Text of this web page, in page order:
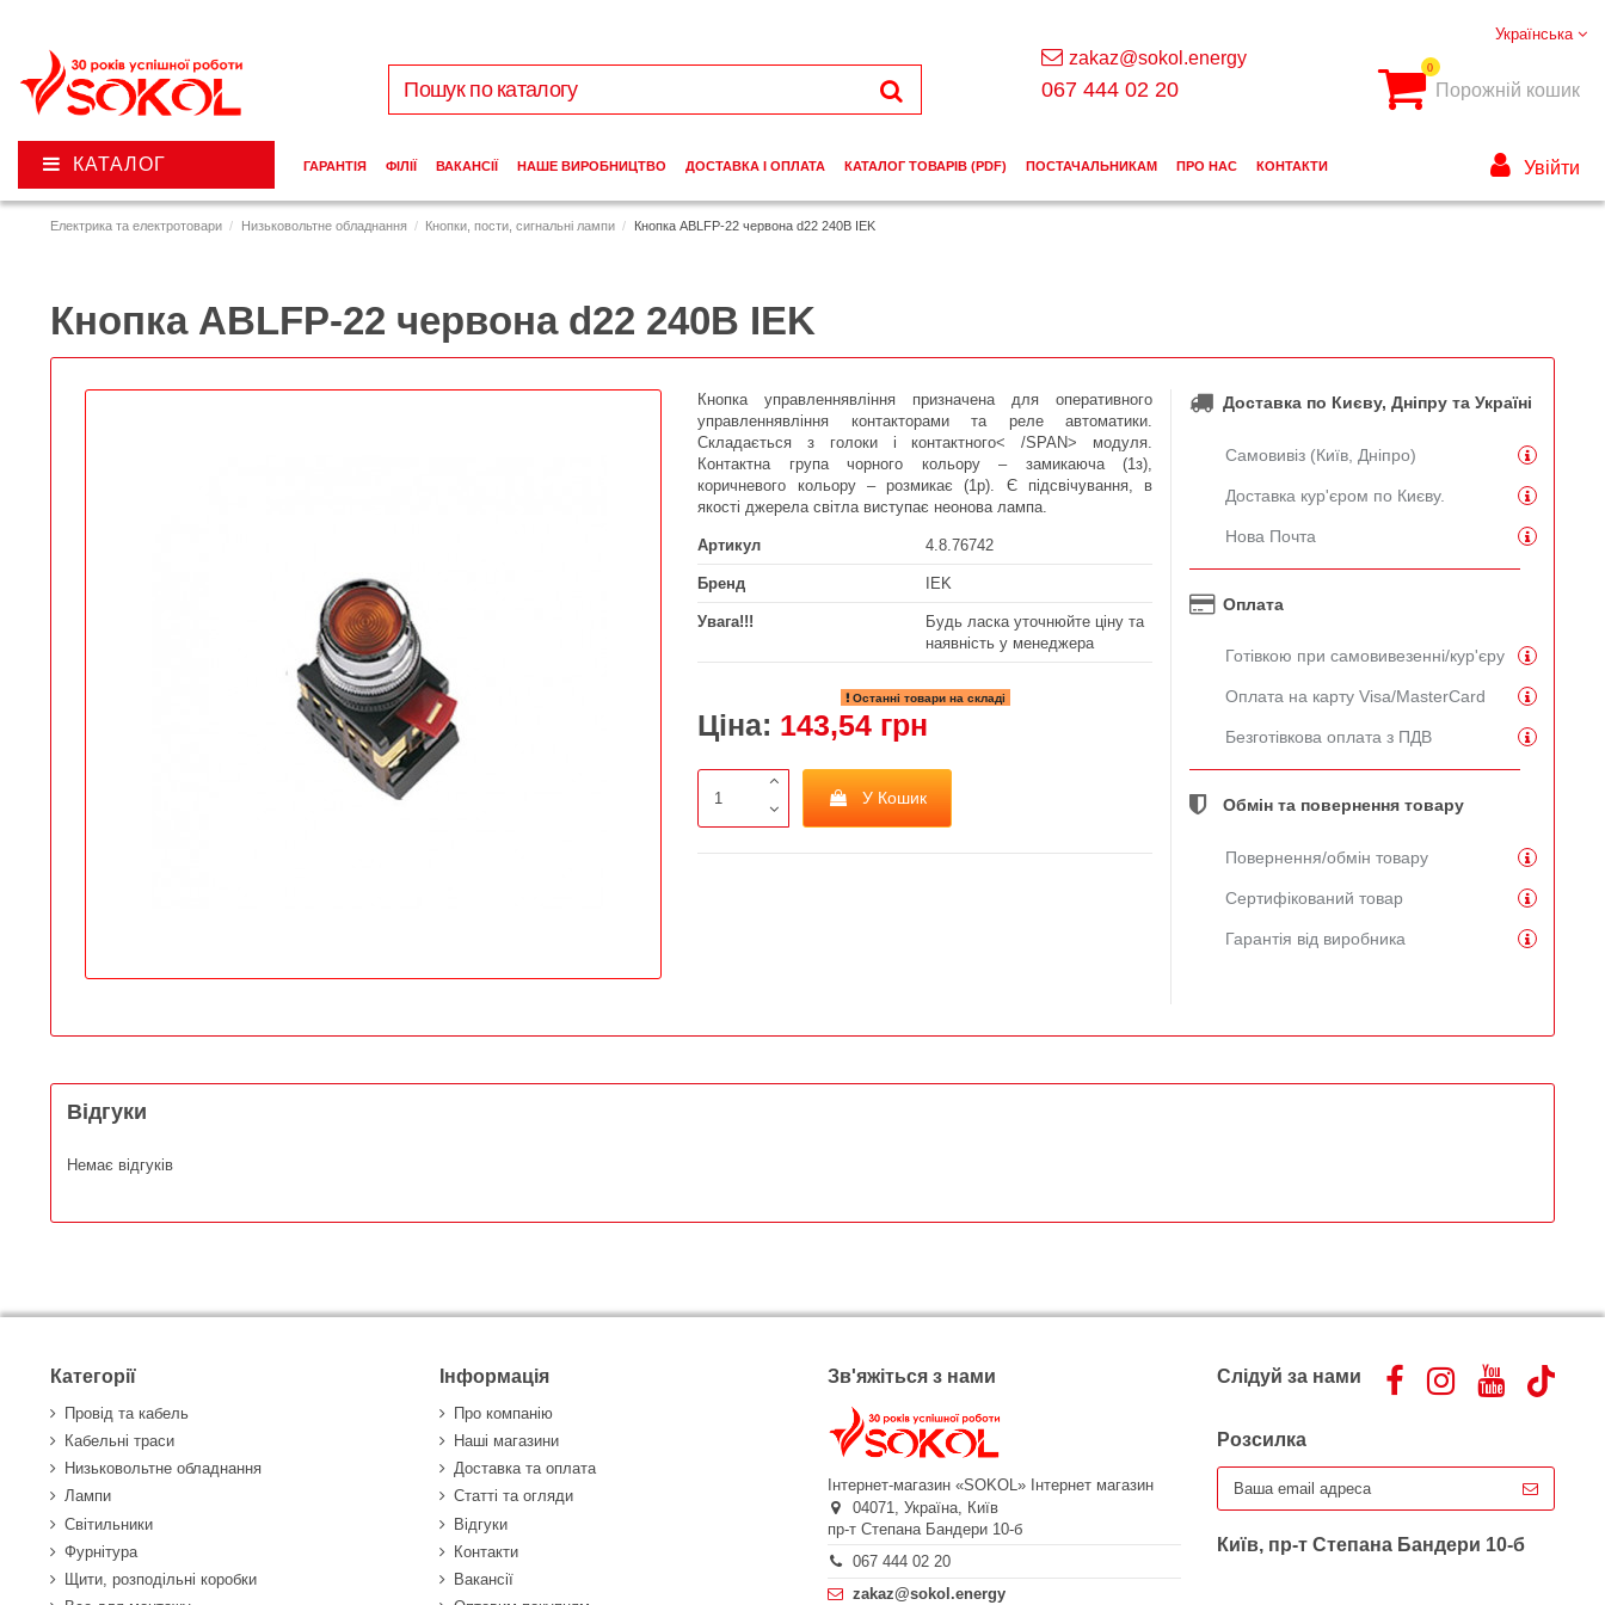
Електрика та електротовари Низьковольтне обладнання Кнопки, пости, сигнальні лампи Кнопка ABLFP-22 червона d22 240В IEK
Кнопка ABLFP-22 червона d22 240В IEK
Кнопкауправленнявління призначена для оперативного
управленнявління контакторами та релеавтоматики.
Складається з голокиі контактного< /SPAN> модуля.
Контактна
група чорного кольору – замикаюча(1з),
коричневого кольору –розмикає (1р). Є підсвічування, в
якості джерела світла виступає неонова лампа.
Артикул 4.8.76742
Бренд IEK
Увага!!!
Будь ласка уточнюйте ціну та
наявність у менеджера
Останні товари на складі
Ціна: 143,54 грн
У Кошик
Доставка по Києву, Дніпру та Україні
Самовивіз (Київ, Дніпро)
Доставка кур'єром по Києву.
Нова Почта
Оплата
Готівкою при самовивезенні/кур'єру
Оплата на карту Visa/MasterCard
Безготівкова оплата з ПДВ
Обмін та повернення товару
Повернення/обмін товару
Сертифікований товар
Гарантія від виробника
Відгуки
Немає відгуків
Українська
zakaz@sokol.energy
067 444 02 20
0
Порожній кошик
КАТАЛОГ ГАРАНТІЯ ФІЛІЇ ВАКАНСІЇ НАШЕ ВИРОБНИЦТВО ДОСТАВКА І ОПЛАТА КАТАЛОГ ТОВАРІВ (PDF) ПОСТАЧАЛЬНИКАМ ПРО НАС КОНТАКТИ Увійти
Категорії
Провід та кабель
Кабельні траси
Низьковольтне обладнання
Лампи
Світильники
Фурнітура
Щити, розподільні коробки
Інформація
Про компанію
Наші магазини
Доставка та оплата
Статті та огляди
Відгуки
Контакти
Вакансії
Зв'яжіться з нами
Інтернет-магазин «SOKOL» Інтернет магазин
04071,Україна, Київ
пр-т Степана Бандери 10-б
067 444 02 20
zakaz@sokol.energy
Слідуй за нами
Розсилка
Київ, пр-т Степана Бандери 10-б